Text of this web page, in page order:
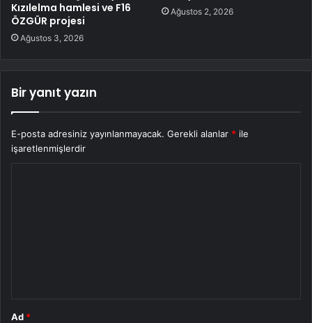
Kızılelma hamlesi ve F16
ÖZGÜR projesi
Ağustos 3, 2026
Ağustos 2, 2026
Bir yanıt yazın
E-posta adresiniz yayınlanmayacak. Gerekli alanlar * ile
işaretlenmişlerdir
Ad *